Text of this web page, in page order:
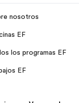
nosotros
EF
los programas EF
EF